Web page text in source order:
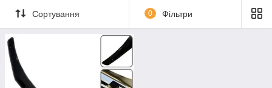
Сортування 0 Фільтри